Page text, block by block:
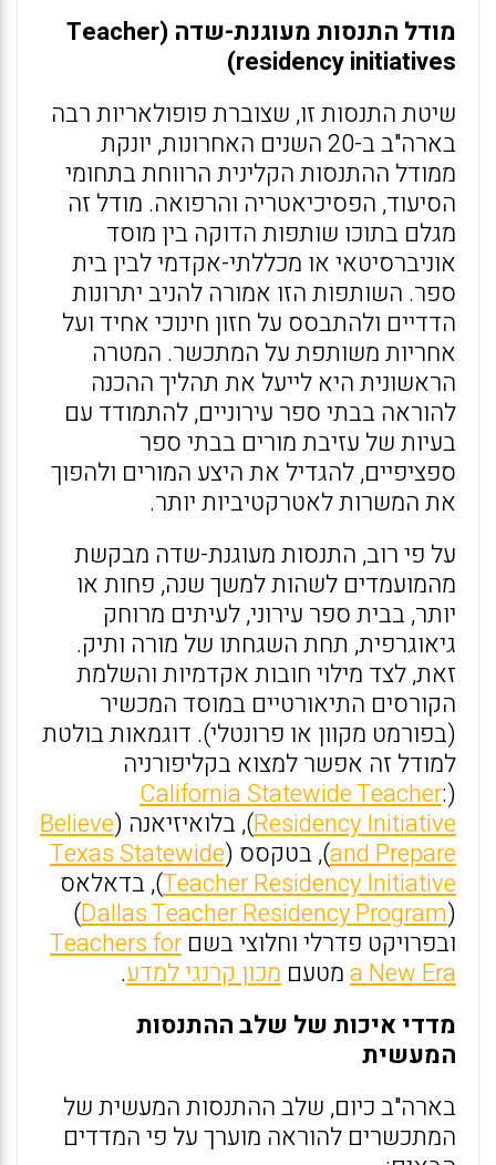
מודל התנסות מעוגנת-שדה (Teacher
residency initiatives
)
שיטת התנסות זו, שצוברת פופולאריות רבה
בארה"ב ב-20 השנים האחרונות, יונקת
ממודל ההתנסות הקלינית הרווחת בתחומי
הסיעוד, הפסיכיאטריה והרפואה. מודל זה
מגלם בתוכו שותפות הדוקה בין מוסד
אוניברסיטאי או מכללתי-אקדמי לבין בית
ספר. השותפות הזו אמורה להניב יתרונות
הדדיים ולהתבסס על חזון חינוכי אחיד ועל
אחריות משותפת על המתכשר. המטרה
הראשונית היא לייעל את תהליך ההכנה
להוראה בבתי ספר עירוניים, להתמודד עם
בעיות של עזיבת מורים בבתי ספר
ספציפיים, להגדיל את היצע המורים ולהפוך
את המשרות לאטרקטיביות יותר.
על פי רוב, התנסות מעוגנת-שדה מבקשת
מהמועמדים לשהות למשך שנה, פחות או
יותר, בבית ספר עירוני, לעיתים מרוחק
גיאוגרפית, תחת השגחתו של מורה ותיק.
זאת, לצד מילוי חובות אקדמיות והשלמת
הקורסים התיאורטיים במוסד המכשיר
(בפורמט מקוון או פרונטלי). דוגמאות בולטת
למודל זה אפשר למצוא בקליפורניה
(:
California Statewide Teacher
Residency Initiative), בלואיזיאנה (Believe
and Prepare), בטקסס (Texas Statewide
Teacher Residency Initiative), בדאלאס
(
Dallas Teacher Residency Program
)
ובפרויקט פדרלי וחלוצי בשםTeachers for
a New Eraמטעם מכון קרנגי למדע.
מדדי איכות של שלב ההתנסות
המעשית
בארה"ב כיום, שלב ההתנסות המעשית של
המתכשרים להוראה מוערך על פי המדדים